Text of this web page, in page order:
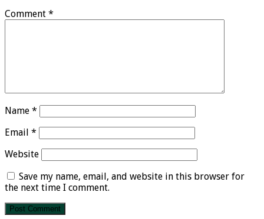
Comment *
Name *
Email *
Website
Save my name, email, and website in this browser for
the next time I comment.